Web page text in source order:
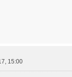
15:00